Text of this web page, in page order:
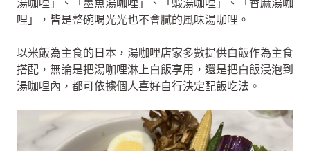
湯咖哩」、「墨魚湯咖哩」、「蝦湯咖哩」、「香麻湯咖
哩」，皆是整碗喝光光也不會膩的風味湯咖哩。
以米飯為主食的日本，湯咖哩店家多數提供白飯作為主食
搭配，無論是把湯咖哩淋上白飯享用，還是把白飯浸泡到
湯咖哩內，都可依據個人喜好自行決定配飯吃法。